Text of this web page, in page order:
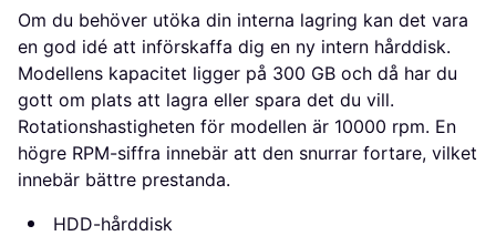
Om du behöver utöka din interna lagring kan det vara
en god idé att införskaffa dig en ny intern hårddisk.
Modellens kapacitet ligger på 300 GB och då har du
gott om plats att lagra eller spara det du vill.
Rotationshastigheten för modellen är 10000 rpm. En
högre RPM-siffra innebär att den snurrar fortare, vilket
innebär bättre prestanda.
HDD-hårddisk